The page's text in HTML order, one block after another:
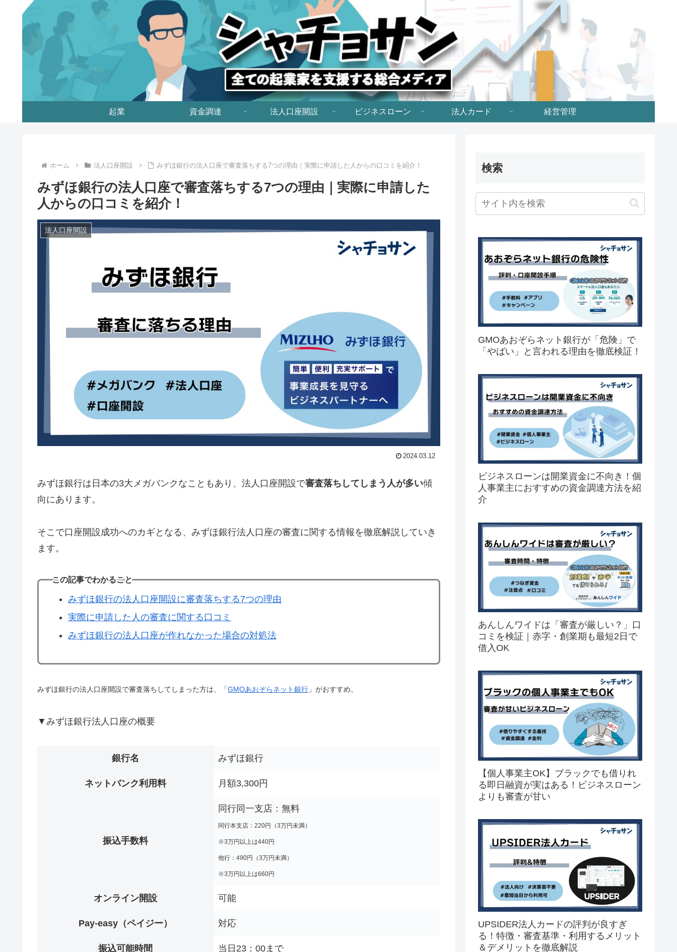
起業 資金調達 法人口座開設 ビジネスローン 法人カード 経営管理
ホーム 法人口座開設 みずほ銀行の法人口座で審査落ちする7つの理由｜実際に申請した人からの口コミを紹介！
みずほ銀行の法人口座で審査落ちする7つの理由｜実際に申請した
人からの口コミを紹介！
法人口座開設
2024.03.12
みずほ銀行は日本の3大メガバンクなこともあり、法人口座開設で審査落ちしてしまう人が多い傾
向にあります。
そこで口座開設成功へのカギとなる、みずほ銀行法人口座の審査に関する情報を徹底解説していき
ます。
この記事でわかること
みずほ銀行の法人口座開設に審査落ちする7つの理由
実際に申請した人の審査に関する口コミ
みずほ銀行の法人口座が作れなかった場合の対処法
みずほ銀行の法人口座開設で審査落ちしてしまった方は、「GMOあおぞらネット銀行 」がおすすめ。
▼みずほ銀行法人口座の概要
銀行名 みずほ銀行
ネットバンク利用料 月額3,300円
振込手数料
同行同一支店：無料
同行本支店：220円（3万円未満）
※3万円以上は440円
他行：490円（3万円未満）
※3万円以上は660円
オンライン開設 可能
Pay-easy（ペイジー） 対応
振込可能時間 当日23：00まで
検索
GMOあおぞらネット銀行が「危険」で
「やばい」と言われる理由を徹底検証！
ビジネスローンは開業資金に不向き！個
人事業主におすすめの資金調達方法を紹
介
あんしんワイドは「審査が厳しい？」口
コミを検証｜赤字・創業期も最短2日で
借入OK
【個人事業主OK】ブラックでも借りれ
る即日融資が実はある！ビジネスローン
よりも審査が甘い
UPSIDER法人カードの評判が良すぎ
る！特徴・審査基準・利用するメリット
＆デメリットを徹底解説